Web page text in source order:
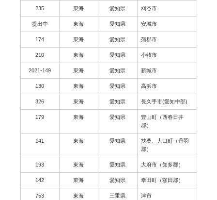
235 東海 愛知県 刈谷市
提出中 東海 愛知県 安城市
174 東海 愛知県 蒲郡市
210 東海 愛知県 小牧市
2021-149 東海 愛知県 新城市
130 東海 愛知県 高浜市
326 東海 愛知県 長久手市(愛知中部)
179 東海 愛知県
豊山町（西春日井
郡）
141 東海 愛知県
扶桑、大口町（丹羽
郡）
193 東海 愛知県 大府市（知多郡）
142 東海 愛知県 幸田町（額田郡）
753 東海 三重県 津市